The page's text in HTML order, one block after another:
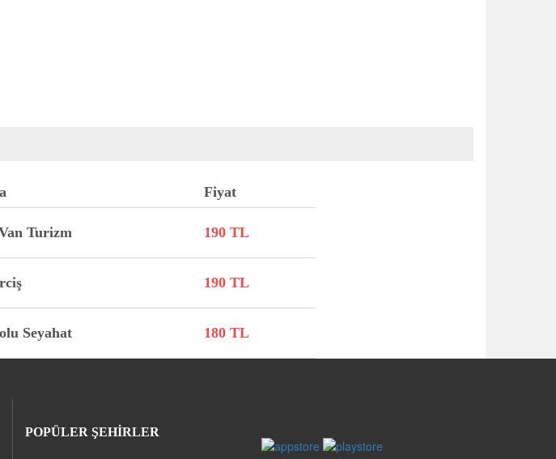
Fiyat
Turizm 190 TL
190 TL
Seyahat 180 TL
POPÜLER ŞEHİRLER